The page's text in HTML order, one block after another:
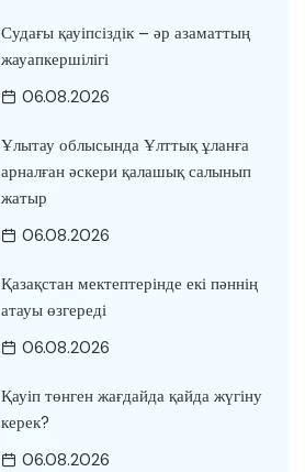
Судағы қауіпсіздік – әр азаматтың
жауапкершілігі
06.08.2026
Ұлытау облысында Ұлттық ұланға
арналған әскери қалашық салынып
жатыр
06.08.2026
Қазақстан мектептерінде екі пәннің
атауы өзгереді
06.08.2026
Қауіп төнген жағдайда қайда жүгіну
керек?
06.08.2026